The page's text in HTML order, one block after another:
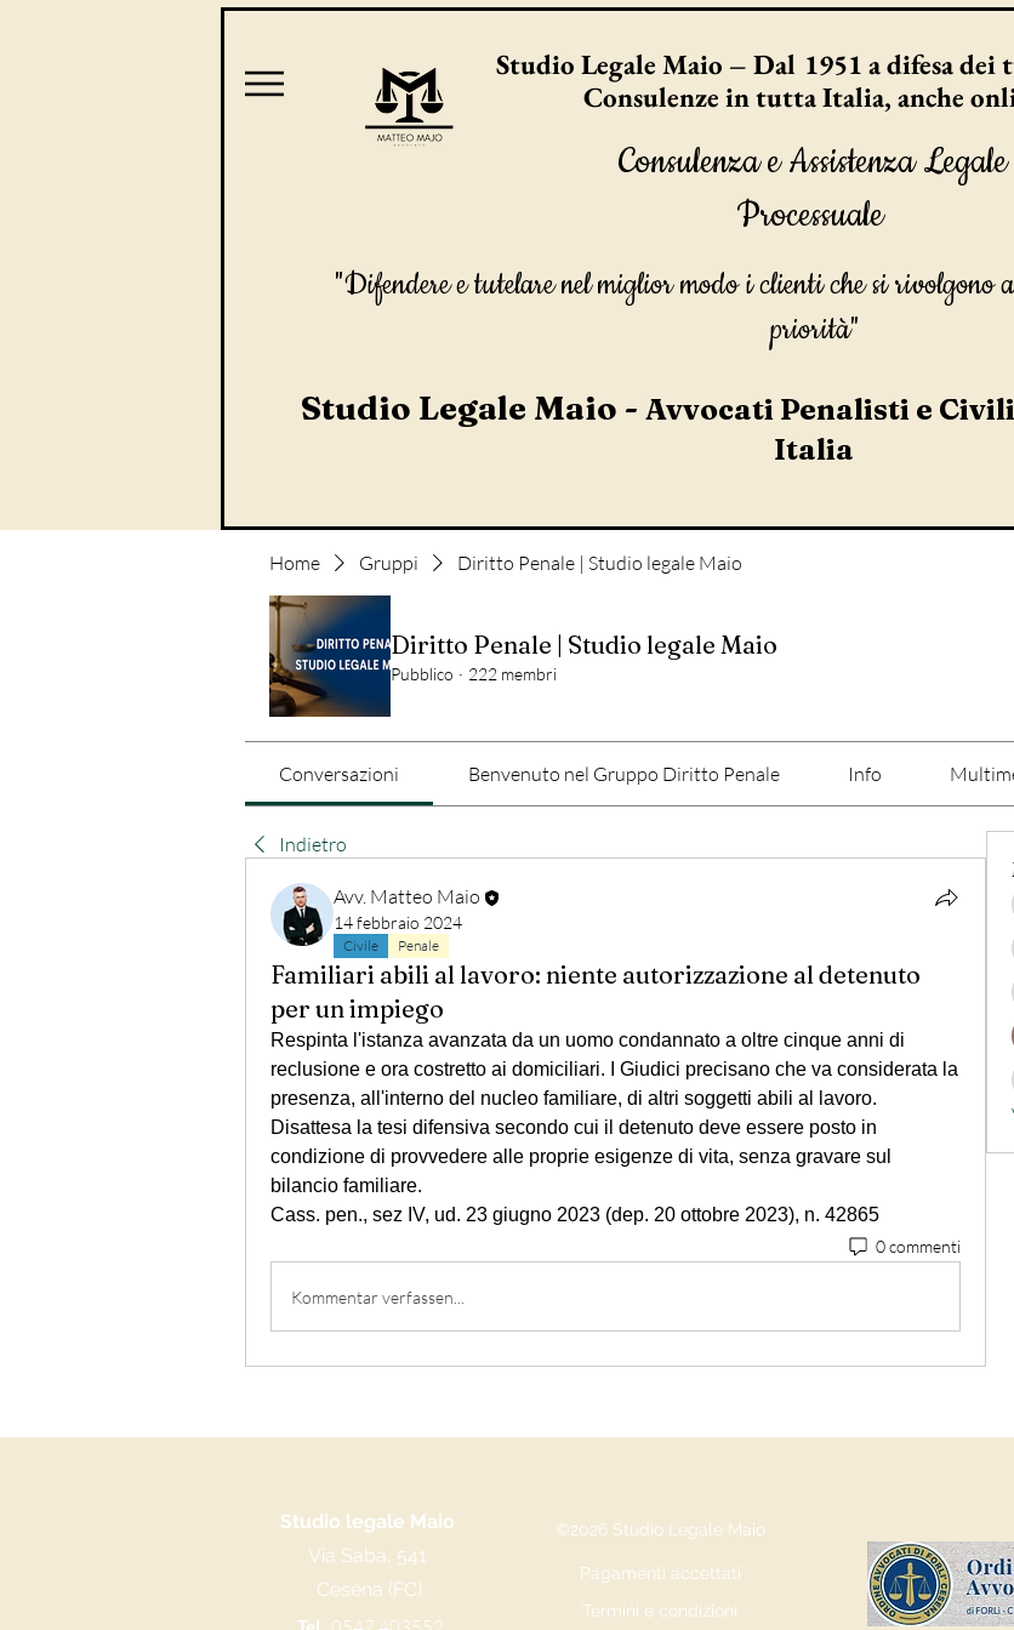
Studio Legale Maio – Dal 1951 a difesa
Consulenze in tutta Italia, anche
Consulenza e Assistenza Legale
Processuale
"Difendere e tutelare nel miglior modo i clienti che si rivolgono
priorità"
Studio Legale Maio - Avvocati Penalisti e
Italia
Home Gruppi Diritto Penale | Studio legale Maio
Diritto Penale | Studio legale Maio
Pubblico · 222 membri
Conversazioni Benvenuto nel Gruppo Diritto Penale Info
Indietro
Avv. Matteo Maio
14 febbraio 2024
Civile Penale
Familiari abili al lavoro: niente autorizzazione al detenuto
per un impiego
Respinta l'istanza avanzata da un uomo condannato a oltre cinque anni di
reclusione e ora costretto ai domiciliari. I Giudici precisano che va considerata la
presenza, all'interno del nucleo familiare, di altri soggetti abili al lavoro.
Disattesa la tesi difensiva secondo cui il detenuto deve essere posto in
condizione di provvedere alle proprie esigenze di vita, senza gravare sul
bilancio familiare.
Cass. pen., sez IV, ud. 23 giugno 2023 (dep. 20 ottobre 2023), n. 42865
0 commenti
Kommentar verfassen...
Studio legale Maio
Via Saba, 541
Cesena (FC)
©2026 Studio Legale Maio
Pagamenti accettati
Termini e condizioni